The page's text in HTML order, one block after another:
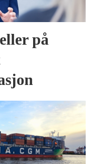
på